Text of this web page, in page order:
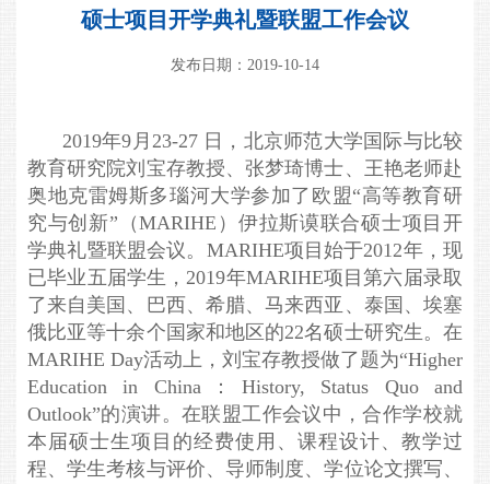
硕士项目开学典礼暨联盟工作会议
发布日期：2019-10-14
2019年9月23-27 日，北京师范大学国际与比较
教育研究院刘宝存教授、张梦琦博士、王艳老师赴
奥地克雷姆斯多瑙河大学参加了欧盟“高等教育研
究与创新”（MARIHE）伊拉斯谟联合硕士项目开
学典礼暨联盟会议。 MARIHE项目始于2012年，现
已毕业五届学生，2019年MARIHE项目第六届录取
了来自美国、巴西、希腊、马来西亚、泰国、埃塞
俄比亚等十余个 国家和地区的22名硕士研究生。在
MARIHE Day活动上，刘宝存教授做了题为“Higher
Education in China：History, Status Quo and
Outlook”的演讲。 在联盟工作会议中，合作学校就
本届硕士生项目 的经费使用、课程设计、教学过
程、学生考核与评价、 导师制度、学位论文撰写、